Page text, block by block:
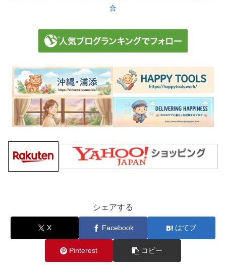
合
シェアする
X Facebook はてブ
Pinterest コピー